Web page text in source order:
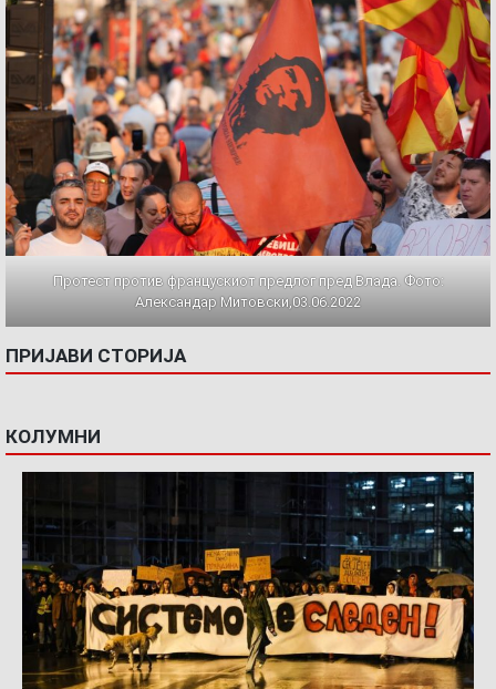
Протест против францускиот предлог пред Влада. Фото:
Александар Митовски,03.06.2022
ПРИЈАВИ СТОРИЈА
КОЛУМНИ